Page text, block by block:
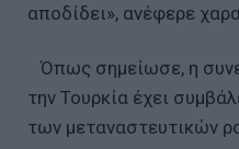
αποδίδει», ανέφερε
Όπως σημείωσε, η
την Τουρκία έχει
των μεταναστευτικών